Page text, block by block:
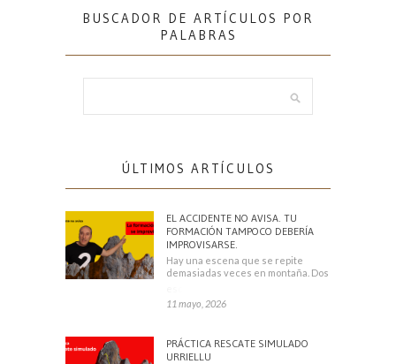
BUSCADOR DE ARTÍCULOS POR
PALABRAS
ÚLTIMOS ARTÍCULOS
EL ACCIDENTE NO AVISA. TU
FORMACIÓN TAMPOCO DEBERÍA
IMPROVISARSE.
Hay una escena que se repite
demasiadas veces en montaña. Dos
11 mayo, 2026
PRÁCTICA RESCATE SIMULADO
URRIELLU